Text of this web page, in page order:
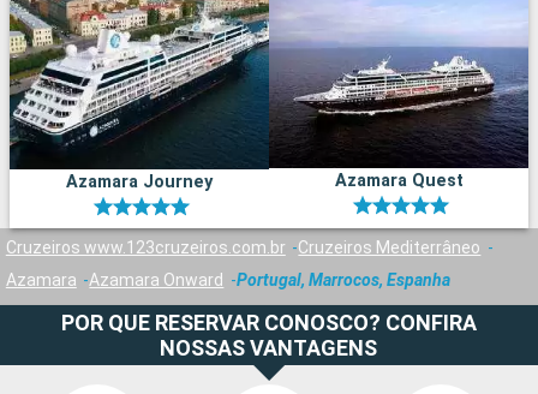
Azamara Journey Azamara Quest
Cruzeiros www.123cruzeiros.com.br
Cruzeiros Mediterrâneo
Azamara
Azamara Onward Portugal, Marrocos, Espanha
POR QUE RESERVAR CONOSCO? CONFIRA
NOSSAS VANTAGENS